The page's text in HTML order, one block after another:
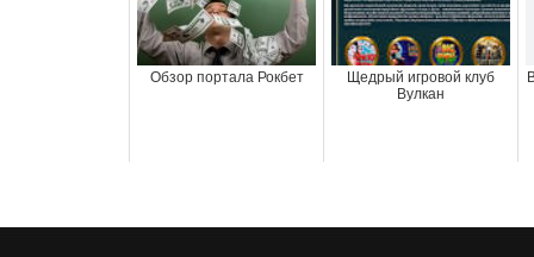
Обзор портала Рокбет
Щедрый игровой клуб
Вулкан